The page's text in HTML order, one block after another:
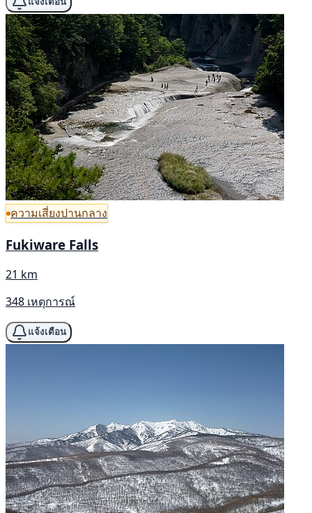
ความเสี่ยงปานกลาง
Fukiware Falls
21 km
348 เหตุการณ์
แจ้งเตือน